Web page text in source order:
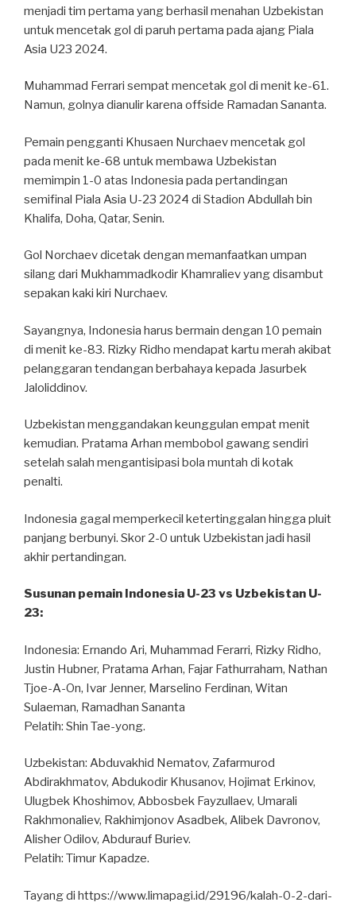
menjadi tim pertama yang berhasil menahan Uzbekistan
untuk mencetak gol di paruh pertama pada ajang Piala
Asia U23 2024.
Muhammad Ferrari sempat mencetak gol di menit ke-61.
Namun, golnya dianulir karena offside Ramadan Sananta.
Pemain pengganti Khusaen Nurchaev mencetak gol
pada menit ke-68 untuk membawa Uzbekistan
memimpin 1-0 atas Indonesia pada pertandingan
semifinal Piala Asia U-23 2024 di Stadion Abdullah bin
Khalifa, Doha, Qatar, Senin.
Gol Norchaev dicetak dengan memanfaatkan umpan
silang dari Mukhammadkodir Khamraliev yang disambut
sepakan kaki kiri Nurchaev.
Sayangnya, Indonesia harus bermain dengan 10 pemain
di menit ke-83. Rizky Ridho mendapat kartu merah akibat
pelanggaran tendangan berbahaya kepada Jasurbek
Jaloliddinov.
Uzbekistan menggandakan keunggulan empat menit
kemudian. Pratama Arhan membobol gawang sendiri
setelah salah mengantisipasi bola muntah di kotak
penalti.
Indonesia gagal memperkecil ketertinggalan hingga pluit
panjang berbunyi. Skor 2-0 untuk Uzbekistan jadi hasil
akhir pertandingan.
Susunan pemain Indonesia U-23 vs Uzbekistan U-
23:
Indonesia: Ernando Ari, Muhammad Ferarri, Rizky Ridho,
Justin Hubner, Pratama Arhan, Fajar Fathurraham, Nathan
Tjoe-A-On, Ivar Jenner, Marselino Ferdinan, Witan
Sulaeman, Ramadhan Sananta
Pelatih: Shin Tae-yong.
Uzbekistan: Abduvakhid Nematov, Zafarmurod
Abdirakhmatov, Abdukodir Khusanov, Hojimat Erkinov,
Ulugbek Khoshimov, Abbosbek Fayzullaev, Umarali
Rakhmonaliev, Rakhimjonov Asadbek, Alibek Davronov,
Alisher Odilov, Abdurauf Buriev.
Pelatih: Timur Kapadze.
Tayang di https://www.limapagi.id/29196/kalah-0-2-dari-